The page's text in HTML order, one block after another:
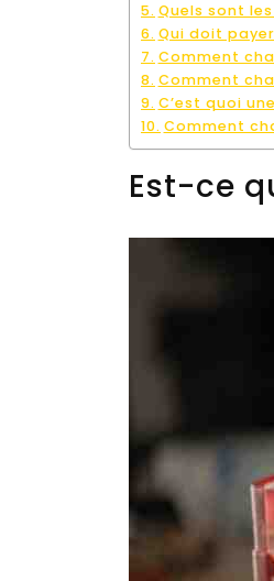
Quels sont
Qui doit
Comment
Comment
C’est quoi
Comment
Est-ce